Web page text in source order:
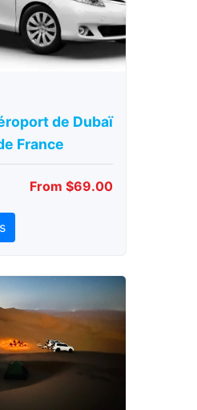
de Dubaï
France
From $69.00